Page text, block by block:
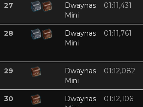
27
Dwaynas
Mini
01:11,431
28
Dwaynas
Mini
01:11,761
29
Dwaynas
Mini
01:12,082
30
Dwaynas
01:12,106